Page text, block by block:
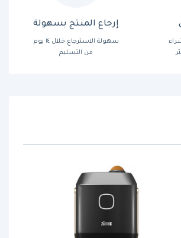
إرجاع المنتج بسهولة
سهولة الاسترجاع خلال ١٤ يوم
من التسليم